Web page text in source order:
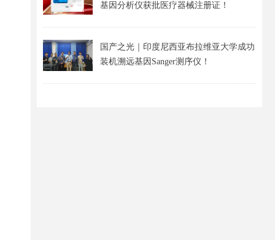
基因分析仪获批医疗器械注册证！
国产之光｜印度尼西亚布拉维亚大学成功
装机溯远基因Sanger测序仪！